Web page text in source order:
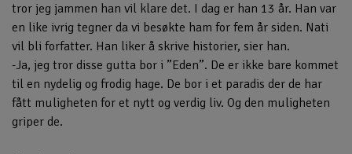
tror jeg jammen han vil klare det. I dag er han 13 år. Han var
en like ivrig tegner da vi besøkte ham for fem år siden. Nati
vil bli forfatter. Han liker å skrive historier, sier han.
-Ja, jeg tror disse gutta bor i ”Eden”. De er ikke bare kommet
til en nydelig og frodig hage. De bor i et paradis der de har
fått muligheten for et nytt og verdig liv. Og den muligheten
griper de.